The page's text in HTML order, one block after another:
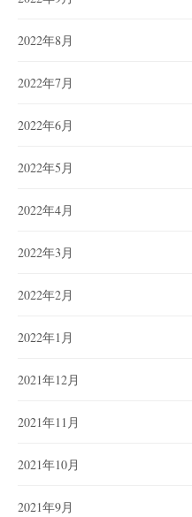
2022年8月
2022年7月
2022年6月
2022年5月
2022年4月
2022年3月
2022年2月
2022年1月
2021年12月
2021年11月
2021年10月
2021年9月